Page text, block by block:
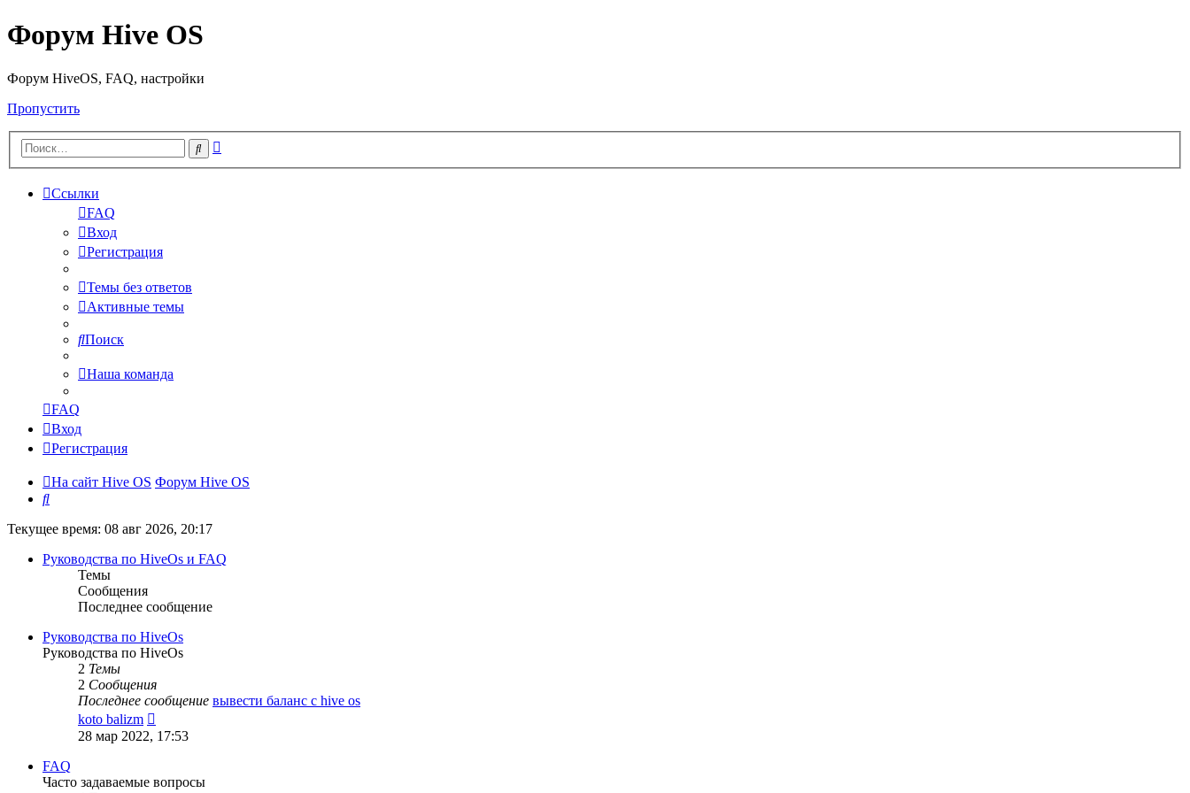
Форум Hive OS
Форум HiveOS, FAQ, настройки
Пропустить
Поиск
Ссылки
FAQ
Вход
Регистрация
Темы без ответов
Активные темы
Поиск
Наша команда
FAQ
Вход
Регистрация
На сайт Hive OS Форум Hive OS
Поиск
Текущее время: 08 авг 2026, 20:17
Руководства по HiveOs и FAQ
Темы
Сообщения
Последнее сообщение
Руководства по HiveOs
Руководства по HiveOs
2 Темы
2 Сообщения
Последнее сообщение вывести баланс с hive os
koto balizm
к
28 мар 2022, 17:53
FAQ
Часто задаваемые вопросы